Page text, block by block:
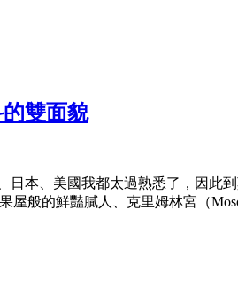
雙面貌
本、美國我都太過熟悉了，因此
屋般的鮮豔膩人、克里姆林宮（